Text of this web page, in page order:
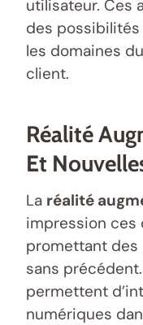
utilisateur. Ces
des
les domaines
client.
Réalité
Et
La réalité
impression ces
promettant des
sans
permettent
numériques